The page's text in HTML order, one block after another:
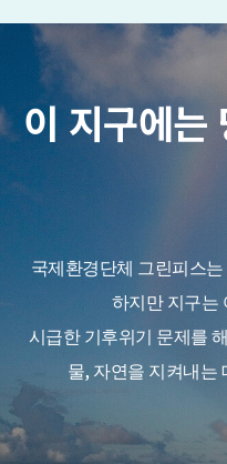
이 지구에는
국제환경단체 그린피스
하지만 지구는
시급한 기후위기 문제를
물, 자연을 지켜내는